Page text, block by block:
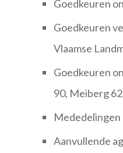
Goedkeuren
Goedkeuren
Vlaamse
Goedkeuren
90, Meiberg 62
Mededelingen
Aanvullende